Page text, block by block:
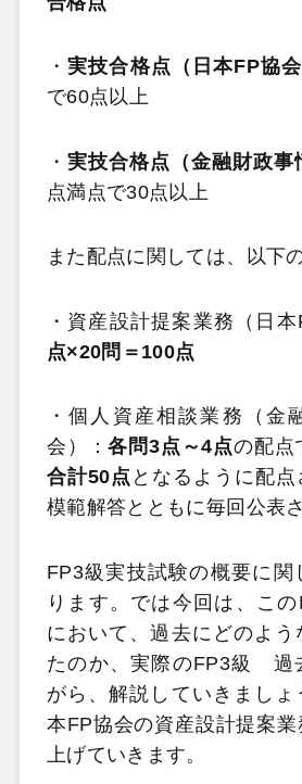
・実技合格点（日本FP協会
で60点以上
・ 実技合格点（金融財政事
点満点で30点以上
また配点に関しては、以下
・資産設計提案業務（日
点×20問＝100点
・個人資産相談業務（金
会）：各問3点～4点の配点
合計50点 となるように配点
模範解答とともに毎回公表
FP3級実技試験の概要に関
ります。では今回は、こ
において、過去にどのよう
たのか、実際のFP3級 過
がら、解説していきましょ
本FP協会の資産設計提案業
上げていきます。